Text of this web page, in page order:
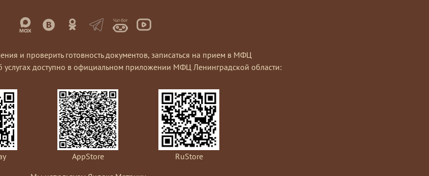
и проверить готовность документов, записаться на прием в МФЦ
доступно в официальном приложении МФЦ Ленинградской области:
AppStore
RuStore